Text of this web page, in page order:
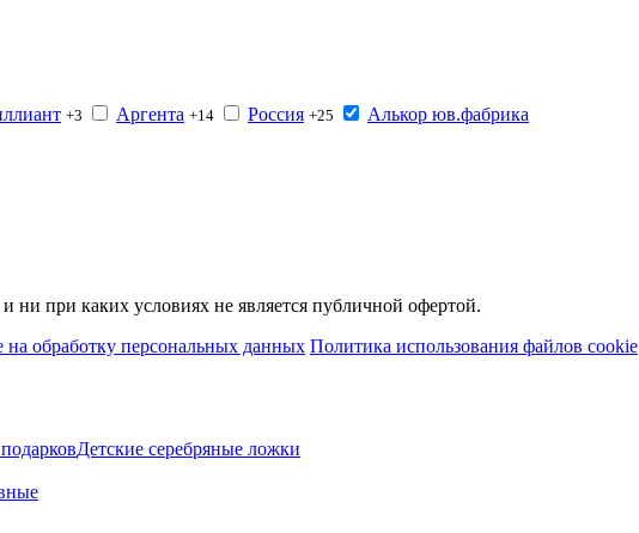
+3 Аргента +14 Россия +25 Алькор юв.фабрика
при каких условиях не является публичной офертой.
на обработку персональных данных Политика использования файлов cookie
Детские серебряные ложки